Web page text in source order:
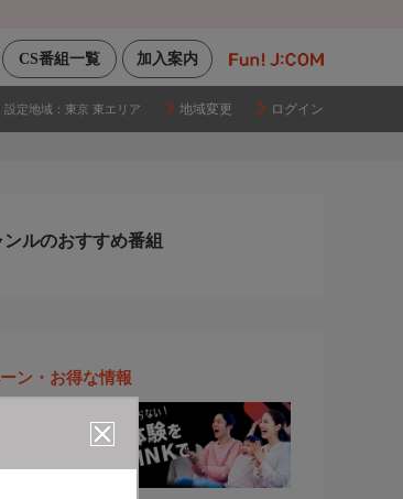
加入案内
CS番組一覧
設定地域： 東京 東エリア 地域変更 ログイン
ンルのおすすめ番組
ン・お得な情報